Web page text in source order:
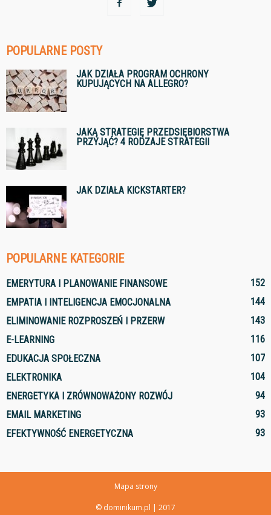
POPULARNE POSTY
JAK DZIAŁA PROGRAM OCHRONY
KUPUJĄCYCH NA ALLEGRO?
JAKĄ STRATEGIĘ PRZEDSIĘBIORSTWA
PRZYJĄĆ? 4 RODZAJE STRATEGII
JAK DZIAŁA KICKSTARTER?
POPULARNE KATEGORIE
EMERYTURA I PLANOWANIE FINANSOWE
152
EMPATIA I INTELIGENCJA EMOCJONALNA
144
ELIMINOWANIE ROZPROSZEŃ I PRZERW
143
E-LEARNING
116
EDUKACJA SPOŁECZNA
107
ELEKTRONIKA
104
ENERGETYKA I ZRÓWNOWAŻONY ROZWÓJ
94
EMAIL MARKETING
93
EFEKTYWNOŚĆ ENERGETYCZNA
93
Mapa strony
© dominikum.pl | 2017